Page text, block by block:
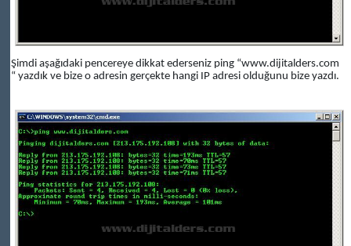
Şimdi aşağıdaki pencereye dikkat ederseniz ping “www.dijitalders.com
“ yazdık ve bize o adresin gerçekte hangi IP adresi olduğunu bize yazdı.